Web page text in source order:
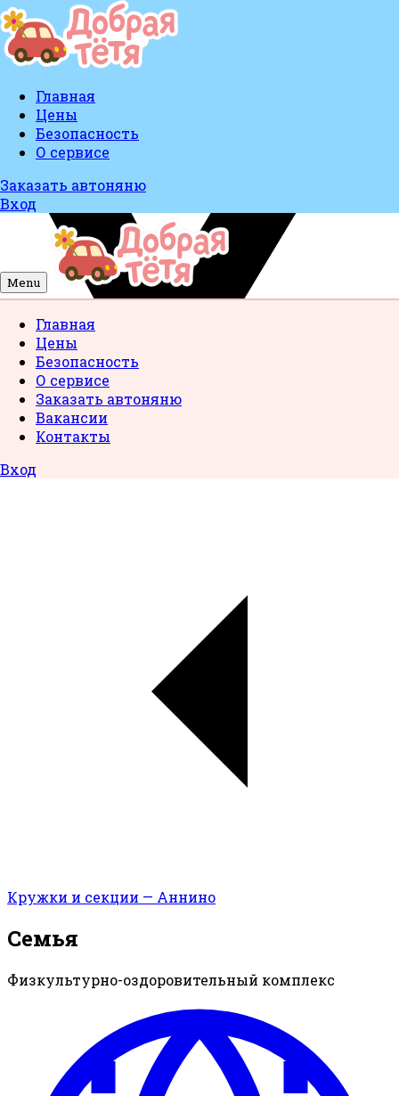
Главная
Цены
Безопасность
О сервисе
Заказать автоняню
Вход
Menu
Главная
Цены
Безопасность
О сервисе
Заказать автоняню
Вакансии
Контакты
Вход
Кружки и секции — Аннино
Семья
Физкультурно-оздоровительный комплекс